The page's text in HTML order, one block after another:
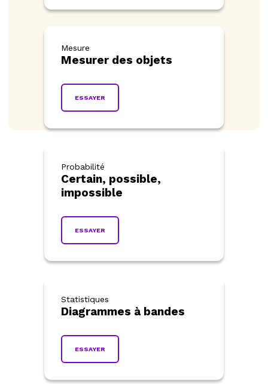
Mesure
Mesurer des objets
ESSAYER
Probabilité
Certain, possible,
impossible
ESSAYER
Statistiques
Diagrammes à bandes
ESSAYER